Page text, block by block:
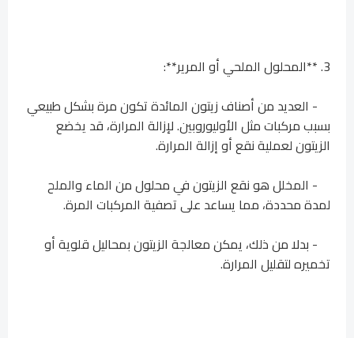
3. **المحلول الملحي أو المرير**:
- العديد من أصناف زيتون المائدة تكون مرة بشكل طبيعي
بسبب مركبات مثل الأوليوروبين. لإزالة المرارة، قد يخضع
الزيتون لعملية نقع أو إزالة المرارة.
- المخلل هو نقع الزيتون في محلول من الماء والملح
لمدة محددة، مما يساعد على تصفية المركبات المرة.
- بدلا من ذلك، يمكن معالجة الزيتون بمحاليل قلوية أو
تخميره لتقليل المرارة.